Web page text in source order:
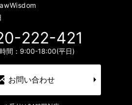
222-421
間：9:00-18:00(平日)
お問い合わせ